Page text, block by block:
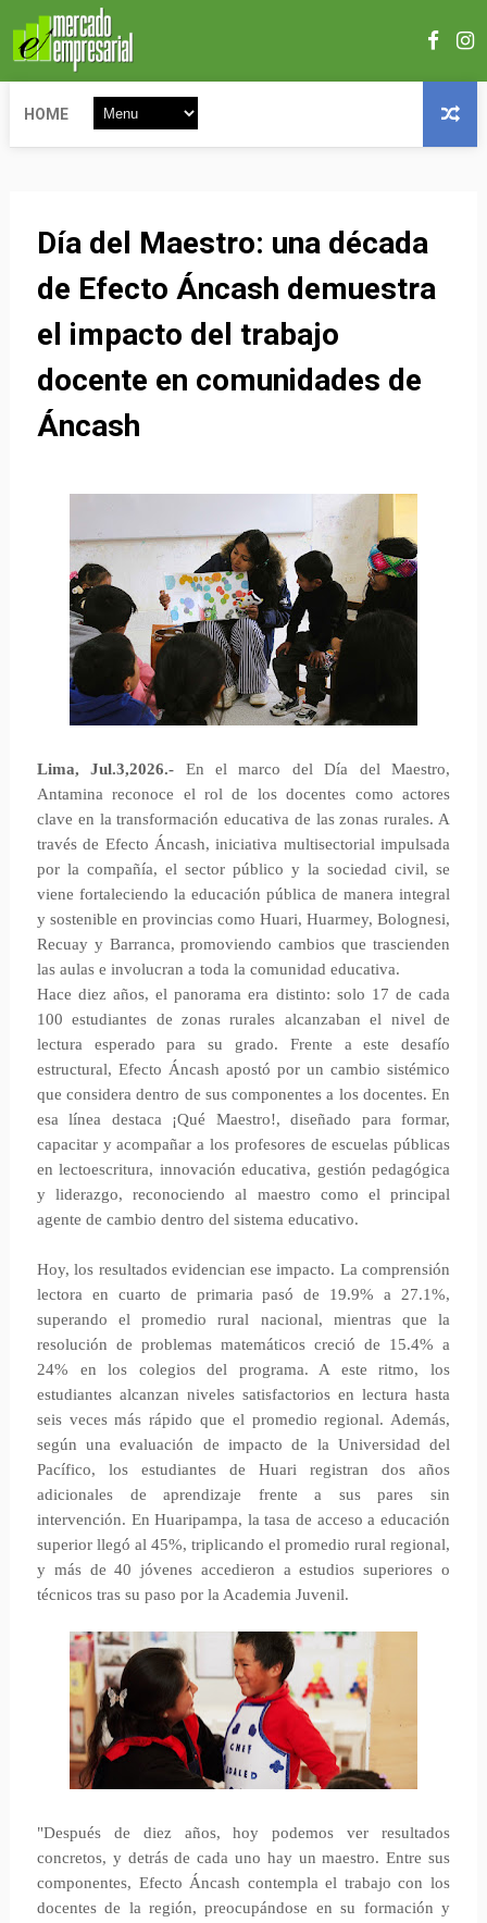
HOME
Día del Maestro: una década
de Efecto Áncash demuestra
el impacto del trabajo
docente en comunidades de
Áncash
Lima, Jul.3,2026.- En el marco del Día del Maestro,
Antamina reconoce el rol de los docentes como actores
clave en la transformación educativa de las zonas rurales. A
través de Efecto Áncash, iniciativa multisectorial impulsada
por la compañía, el sector público y la sociedad civil, se
viene fortaleciendo la educación pública de manera integral
y sostenible en provincias como Huari, Huarmey, Bolognesi,
Recuay y Barranca, promoviendo cambios que trascienden
las aulas e involucran a toda la comunidad educativa.
Hace diez años, el panorama era distinto: solo 17 de cada
100 estudiantes de zonas rurales alcanzaban el nivel de
lectura esperado para su grado. Frente a este desafío
estructural, Efecto Áncash apostó por un cambio sistémico
que considera dentro de sus componentes a los docentes. En
esa línea destaca ¡Qué Maestro!, diseñado para formar,
capacitar y acompañar a los profesores de escuelas públicas
en lectoescritura, innovación educativa, gestión pedagógica
y liderazgo, reconociendo al maestro como el principal
agente de cambio dentro del sistema educativo.
Hoy, los resultados evidencian ese impacto. La comprensión
lectora en cuarto de primaria pasó de 19.9% a 27.1%,
superando el promedio rural nacional, mientras que la
resolución de problemas matemáticos creció de 15.4% a
24% en los colegios del programa. A este ritmo, los
estudiantes alcanzan niveles satisfactorios en lectura hasta
seis veces más rápido que el promedio regional. Además,
según una evaluación de impacto de la Universidad del
Pacífico, los estudiantes de Huari registran dos años
adicionales de aprendizaje frente a sus pares sin
intervención. En Huaripampa, la tasa de acceso a educación
superior llegó al 45%, triplicando el promedio rural regional,
y más de 40 jóvenes accedieron a estudios superiores o
técnicos tras su paso por la Academia Juvenil.
"Después de diez años, hoy podemos ver resultados
concretos, y detrás de cada uno hay un maestro. Entre sus
componentes, Efecto Áncash contempla el trabajo con los
docentes de la región, preocupándose en su formación y